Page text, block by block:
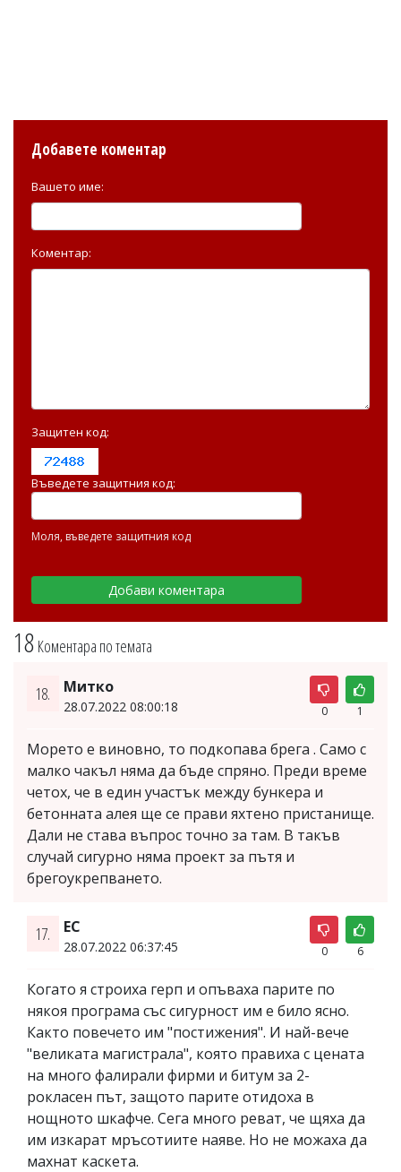
18 Коментара по темата
18. Митко
28.07.2022 08:00:18 0 1
Морето е виновно, то подкопава брега . Само с
малко чакъл няма да бъде спряно. Преди време
четох, че в един участък между бункера и
бетонната алея ще се прави яхтено пристанище.
Дали не става въпрос точно за там. В такъв
случай сигурно няма проект за пътя и
брегоукрепването.
17. ЕС
28.07.2022 06:37:45 0 6
Когато я строиха герп и опъваха парите по
някоя програма със сигурност им е било ясно.
Както повечето им "постижения". И най-вече
"великата магистрала", която правиха с цената
на много фалирали фирми и битум за 2-
рокласен път, защото парите отидоха в
нощното шкафче. Сега много реват, че щяха да
им изкарат мръсотиите наяве. Но не можаха да
махнат каскета.
Добавете коментар
Вашето име:
Коментар:
Защитен код:
Въведете защитния код:
Моля, въведете защитния код